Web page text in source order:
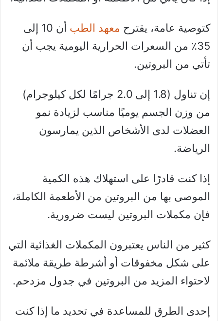
كتوصية عامة، يقترح معهد الطب
أن 10 إلى
35٪ من السعرات الحرارية اليومية يجب أن
تأتي من البروتين.
إن تناول (1.8 إلى 2.0 جرامًا لكل كيلوجرام)
من وزن الجسم يوميًا مناسب لزيادة نمو
العضلات لدى الأشخاص الذين يمارسون
الرياضة.
إذا كنت قادرًا على استهلاك هذه الكمية
الموصى بها من البروتين من الأطعمة الكاملة،
فإن مكملات البروتين ليست ضرورية.
كثير من الناس يعتبرون المكملات الغذائية التي
على شكل مخفوقات أو أشرطة طريقة ملائمة
لاحتواء المزيد من البروتين في جدول مزدحم.
إحدى الطرق للمساعدة في تحديد ما إذا كنت